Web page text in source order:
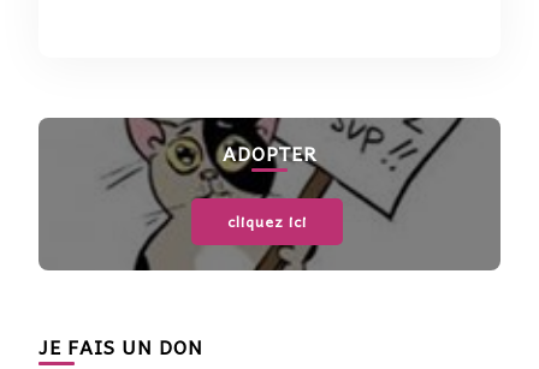
ADOPTER
cliquez ici
JE FAIS UN DON